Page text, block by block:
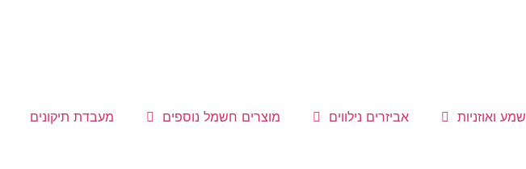
שמע ואוזניות אביזרים נילווים מוצרים חשמל נוספים
מעבדת תיקונים